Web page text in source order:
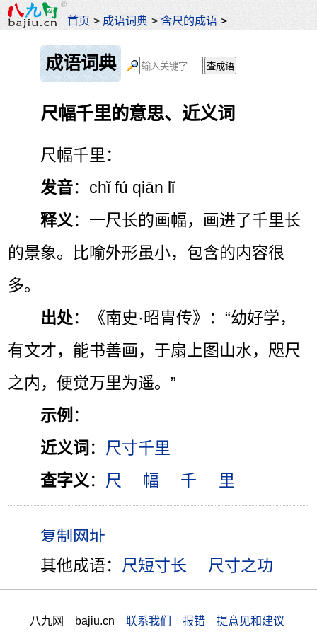
首页 > 成语词典 >含尺的成语 >
成语词典
尺幅千里的意思、近义词
尺幅千里：
发音：chǐ fú qiān lǐ
释义 ：一尺长的画幅，画进了千里长
的景象。比喻外形虽小，包含的内容很
多。
出处：《南史·昭胄传》：“幼好学，
有文才，能书善画，于扇上图山水，咫尺
之内，便觉万里为遥。”
示例 ：
近义词 ： 尺寸千里
查字义 ： 尺 幅 千 里
其他成语： 尺短寸长 尺寸之功
八九网 bajiu.cn 联系我们 报错 提意见和建议